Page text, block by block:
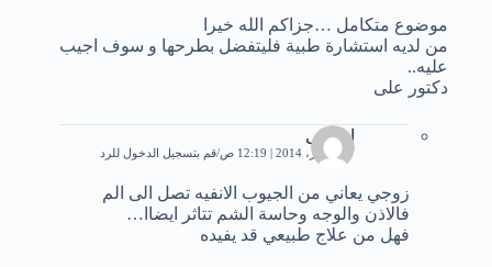
موضوع متكامل …جزاكم الله خيرا
من لديه استشارة طبية فليتفضل بطرحها و سوف اجيب
عليه..
دكتور على
ام ضى
27 أكتوبر، 2014 | 12:19 ص قم بتسجيل الدخول للرد
زوجي يعاني من الجيوب الانفيه تصل الى الم
فالاذن والوجه وحاسة الشم تتاثر ايضاا…
فهل من علاج طبيعي قد يفيده